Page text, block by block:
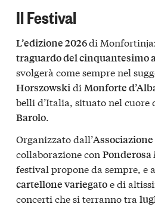
Il Festival
L’edizione 2026di
traguardo del cinquantesimo
svolgerà come sempre nel
Horszowski di Monforte
belli d’Italia, situato nel cuore
Barolo
Organizzato dall’
collaborazione con Ponderosa
festival propone da sempre, e
cartellone variegatoe di
concerti che si terranno tra